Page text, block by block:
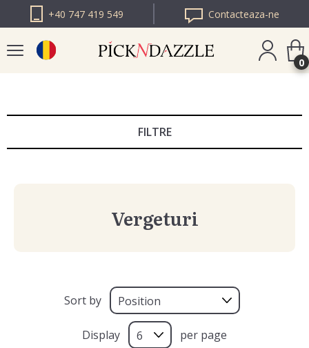
+40 747 419 549 Contacteaza-ne
PICK N DAZZLE
PICK N DAZZLE
0
FILTRE
Vergeturi
Sort by
Display per page